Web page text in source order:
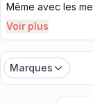
Même avec les
processus de
entretenu est
nous sur
diverses
Voir plus
Marques